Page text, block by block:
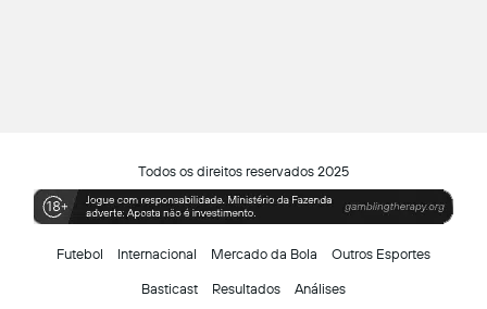
Todos os direitos reservados 2025
Futebol Internacional Mercado da Bola Outros Esportes
Basticast Resultados Análises